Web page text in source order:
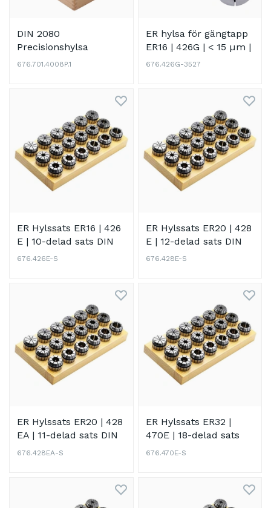
DIN 2080
Precisionshylsa
4008EP (ER11; 13
676.701.4008P.1
ER hylsa för gängtapp
ER16 | 426G | < 15 µm |
3,5 x 2,7
676.426G-3527
ER Hylssats ER16 | 426
E | 10-delad sats DIN
6499 B (ISO 15488 B)
676.426E-S
ER Hylssats ER20 | 428
E | 12-delad sats DIN
6499 B (ISO 15488 B)
676.428E-S
ER Hylssats ER20 | 428
EA | 11-delad sats DIN
6499 B (ISO 15488 B)
676.428EA-S
ER Hylssats ER32 |
470E | 18-delad sats
DIN 6499 B (ISO 15488
676.470E-S